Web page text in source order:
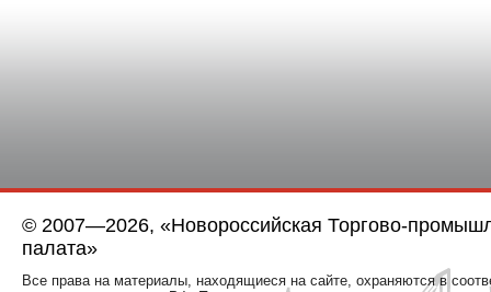
© 2007—2026, «Новороссийская Торгово-
палата»
Все права на материалы, находящиеся на сайте, охраняются в